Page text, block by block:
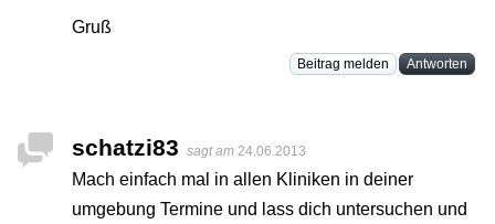
Gruß
Beitrag melden Antworten
schatzi83 sagt am 24.06.2013
Mach einfach mal in allen Kliniken in deiner
umgebung Termine und lass dich untersuchen und